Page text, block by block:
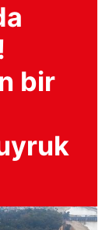
bir